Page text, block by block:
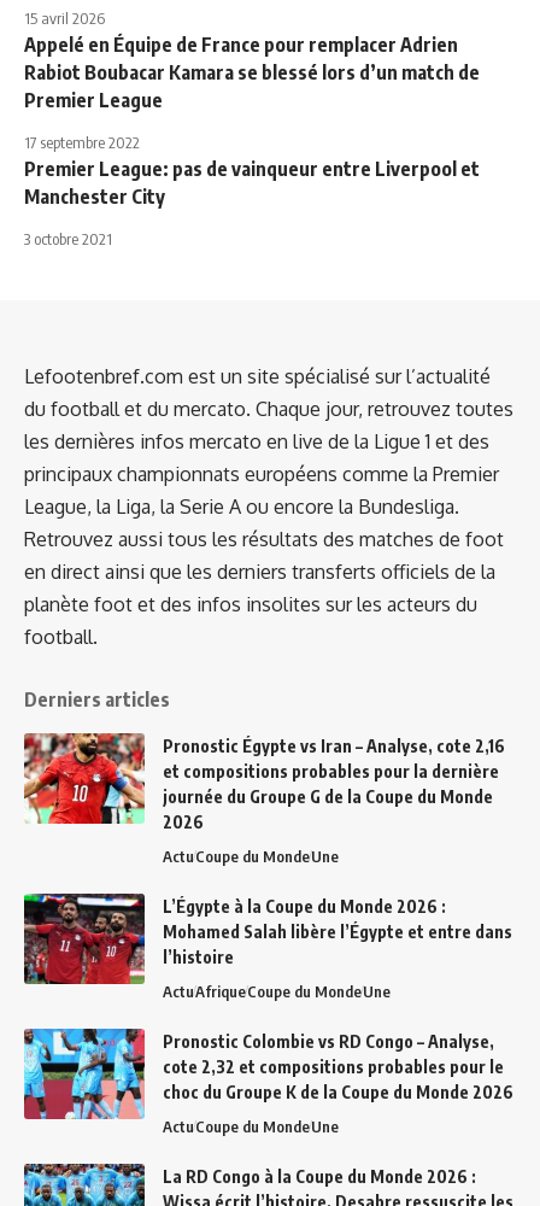
15 avril 2026
Appelé en Équipe de France pour remplacer Adrien
Rabiot Boubacar Kamara se blessé lors d’un match de
Premier League
17 septembre 2022
Premier League: pas de vainqueur entre Liverpool et
Manchester City
3 octobre 2021
Lefootenbref.com est un site spécialisé sur l’actualité
du football et du mercato. Chaque jour, retrouvez toutes
les dernières infos mercato en live de la Ligue 1 et des
principaux championnats européens comme la Premier
League, la Liga, la Serie A ou encore la Bundesliga.
Retrouvez aussi tous les résultats des matches de foot
en direct ainsi que les derniers transferts officiels de la
planète foot et des infos insolites sur les acteurs du
football.
Derniers articles
Pronostic Égypte vs Iran – Analyse, cote 2,16
et compositions probables pour la dernière
journée du Groupe G de la Coupe du Monde
2026
ActuCoupe du MondeUne
L’Égypte à la Coupe du Monde 2026 :
Mohamed Salah libère l’Égypte et entre dans
l’histoire
ActuAfriqueCoupe du MondeUne
Pronostic Colombie vs RD Congo – Analyse,
cote 2,32 et compositions probables pour le
choc du Groupe K de la Coupe du Monde 2026
ActuCoupe du MondeUne
La RD Congo à la Coupe du Monde 2026 :
Wissa écrit l’histoire, Desabre ressuscite les